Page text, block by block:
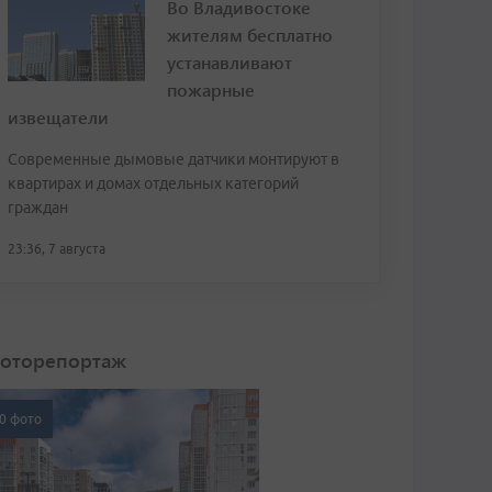
Во Владивостоке
жителям бесплатно
устанавливают
пожарные
извещатели
Современные дымовые датчики монтируют в
квартирах и домах отдельных категорий
граждан
23:36, 7 августа
фото